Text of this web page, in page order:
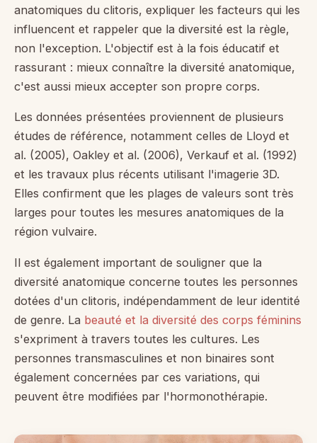
anatomiques du clitoris, expliquer les facteurs qui les
influencent et rappeler que la diversité est la règle,
non l'exception. L'objectif est à la fois éducatif et
rassurant : mieux connaître la diversité anatomique,
c'est aussi mieux accepter son propre corps.
Les données présentées proviennent de plusieurs
études de référence, notamment celles de Lloyd et
al. (2005), Oakley et al. (2006), Verkauf et al. (1992)
et les travaux plus récents utilisant l'imagerie 3D.
Elles confirment que les plages de valeurs sont très
larges pour toutes les mesures anatomiques de la
région vulvaire.
Il est également important de souligner que la
diversité anatomique concerne toutes les personnes
dotées d'un clitoris, indépendamment de leur identité
de genre. La beauté et la diversité des corps féminins
s'expriment à travers toutes les cultures. Les
personnes transmasculines et non binaires sont
également concernées par ces variations, qui
peuvent être modifiées par l'hormonothérapie.